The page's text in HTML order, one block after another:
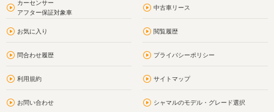
カーセンサー
アフター保証対象車
中古車リース
お気に入り 閲覧履歴
問合わせ履歴 プライバシーポリシー
利用規約 サイトマップ
お問い合わせ シャマルのモデル・グレード選択